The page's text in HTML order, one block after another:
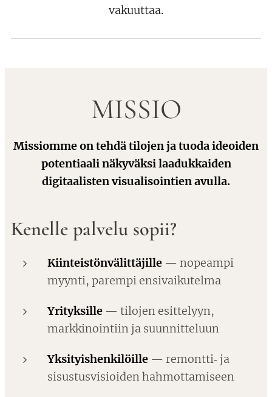
vakuuttaa.
MISSIO
Missiomme on tehdä tilojen ja tuoda ideoiden
potentiaali näkyväksi laadukkaiden
digitaalisten visualisointien avulla.
Kenelle palvelu sopii?
Kiinteistönvälittäjille — nopeampi
myynti, parempi ensivaikutelma
Yrityksille — tilojen esittelyyn,
markkinointiin ja suunnitteluun
Yksityishenkilöille — remontti‑ ja
sisustusvisioiden hahmottamiseen